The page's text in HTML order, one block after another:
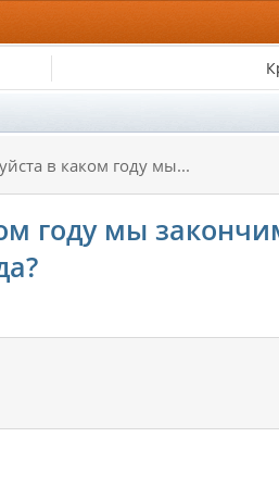
в каком году мы...
году мы